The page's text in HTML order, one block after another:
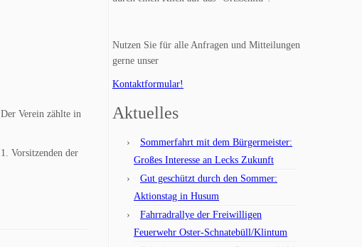
Verein zählte in
Vorsitzenden der
Nutzen Sie für alle Anfragen und Mitteilungen
gerne unser
Kontaktformular!
Aktuelles
Sommerfahrt mit dem Bürgermeister:
Großes Interesse an Lecks Zukunft
Gut geschützt durch den Sommer:
Aktionstag in Husum
Fahrradrallye der Freiwilligen
Feuerwehr Oster-Schnatebüll/Klintum